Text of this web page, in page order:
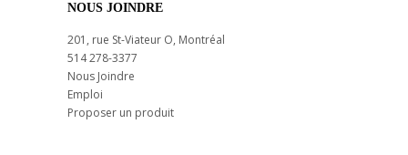
NOUS JOINDRE
201, rue St-Viateur O, Montréal
514 278-3377
Nous Joindre
Emploi
Proposer un produit